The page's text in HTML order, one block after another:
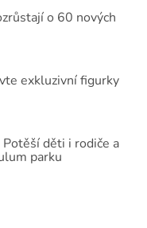
o 60 nových
exkluzivní figurky
děti i rodiče a
parku